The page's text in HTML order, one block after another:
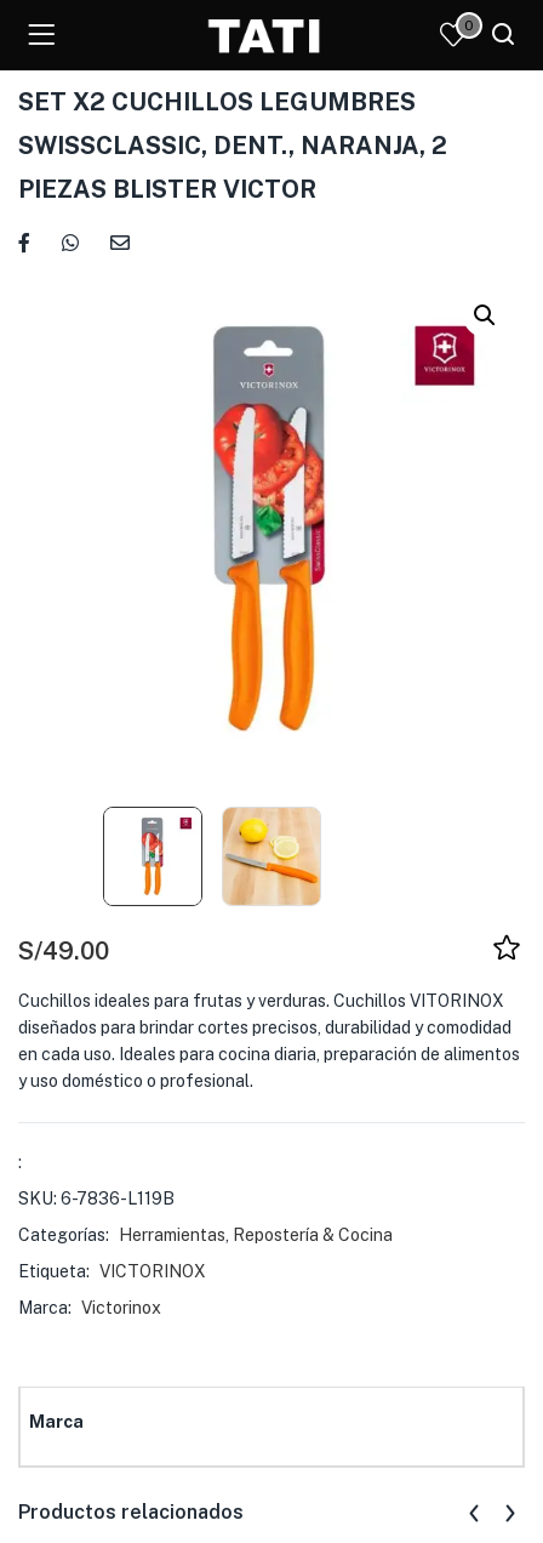
0
SET X2 CUCHILLOS LEGUMBRES
SWISSCLASSIC, DENT., NARANJA, 2
PIEZAS BLISTER VICTOR
S/49.00
Cuchillos ideales para frutas y verduras. Cuchillos VITORINOX
diseñados para brindar cortes precisos, durabilidad y comodidad
en cada uso. Ideales para cocina diaria, preparación de alimentos
y uso doméstico o profesional.
:
SKU: 6-7836-L119B
Categorías:
Herramientas
Repostería & Cocina
Etiqueta: VICTORINOX
Marca: Victorinox
Marca
Productos relacionados